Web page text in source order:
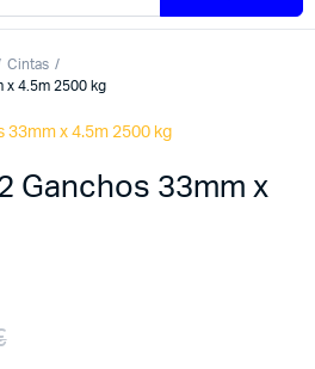
Cintas
x 4.5m 2500 kg
Ganchos 33mm x